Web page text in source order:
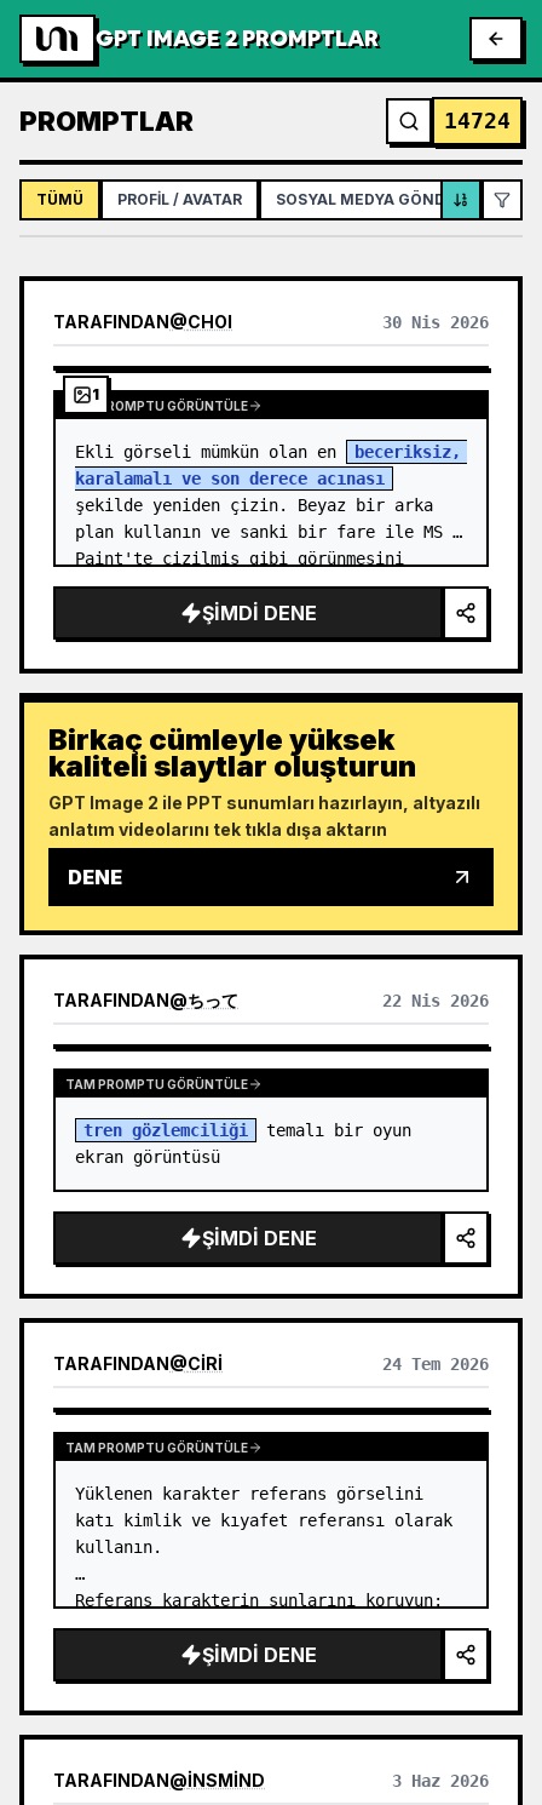
GPT IMAGE 2 PROMPTLAR
PROMPTLAR 14724
TÜMÜ PROFIL / AVATAR SOSYAL MEDYA GÖNDERISI
TARAFINDAN@CHOI 30 Nis 2026
1
TAM PROMPTU GÖRÜNTÜLE
Ekli görseli mümkün olan en
beceriksiz,
karalamalı ve son derece acınası
şekilde yeniden çizin. Beyaz bir arka
plan kullanın ve sanki bir fare ile MS
Paint'te çizilmiş gibi görünmesini
sağlayın. …
ŞIMDI DENE
Birkaç cümleyle yüksek
kaliteli slaytlar oluşturun
GPT Image 2 ile PPT sunumları hazırlayın, altyazılı
anlatım videolarını tek tıkla dışa aktarın
DENE
TARAFINDAN@ちって 22 Nis 2026
TAM PROMPTU GÖRÜNTÜLE
tren gözlemciliği
temalı bir oyun
ekran görüntüsü
ŞIMDI DENE
TARAFINDAN@CIRI 24 Tem 2026
TAM PROMPTU GÖRÜNTÜLE
Yüklenen karakter referans görselini
katı kimlik ve kıyafet referansı olarak
kullanın.
Referans karakterin şunlarını koruyun:
- yüz kimliği
- yüz oranları
- göz şekli
- burun
- dudaklar
- saç modeli
ŞIMDI DENE
TARAFINDAN@INSMIND 3 Haz 2026